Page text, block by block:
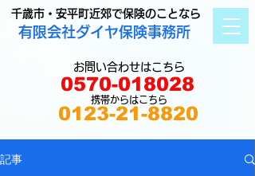
千歳市・安平町近郊で保険のことなら
有限会社ダイヤ保険事務所
お問い合わせはこちら
0570-018028
携帯からはこちら
0123-21-8820
記事